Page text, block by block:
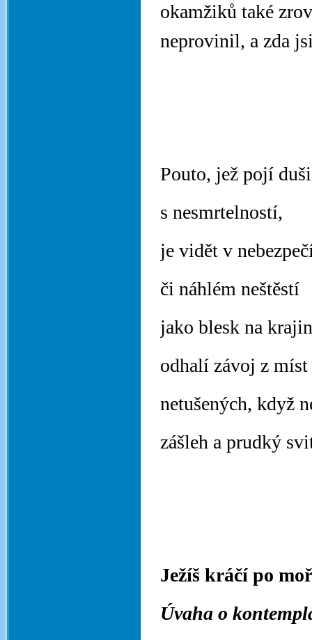
okamžiků také
neprovinil, a zda
Pouto, jež pojí duši
s nesmrtelností,
je vidět v
či náhlém neštěstí ­
jako blesk na
odhalí závoj z míst ­
netušených, když
zášleh a prudký
Ježíš kráčí po
Úvaha o